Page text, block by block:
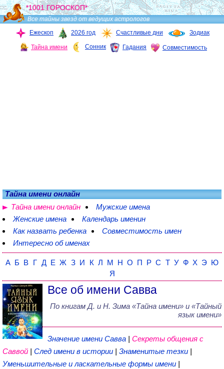
*1001 ГОРОСКОП*
Все тайны звезд от ведущих астрологов
Ежескоп
2026 год Счастливые дни Зодиак
Тайна имени Сонник Гадания Совместимость
Тайна имени онлайн
Тайна имени онлайн
Мужские имена
Женские имена
Календарь именин
Как назвать ребенка
Совместимость имен
Интересно об именах
А Б В Г Д Е Ж З И К Л М Н О П Р С Т У Ф Х Э Ю
Я
Все об имени Савва
По книгам Д. и Н. Зима «Тайна имени» и «Тайный
язык имени»
Значение имени Савва | Секреты общения с
Саввой | След имени в истории | Знаменитые тезки |
Уменьшительные и ласкательные формы имени |